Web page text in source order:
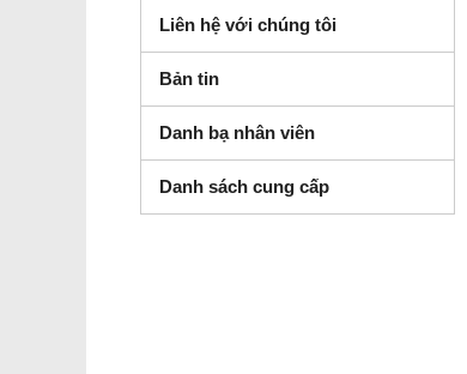
Liên hệ với chúng tôi
Bản tin
Danh bạ nhân viên
Danh sách cung cấp(mở trong cửa